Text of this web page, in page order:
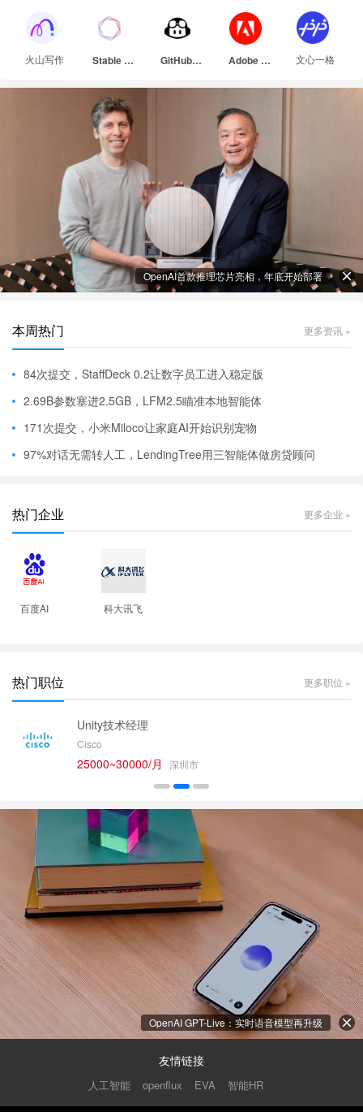
火山写作 Stable Diffusion GitHub Copilot Adobe Firefly 文心一格
OpenAI首款推理芯片亮相，年底开始部署
本周热门 更多资讯 »
84次提交，StaffDeck 0.2让数字员工进入稳定版
2.69B参数塞进2.5GB，LFM2.5瞄准本地智能体
171次提交，小米Miloco让家庭AI开始识别宠物
97%对话无需转人工，LendingTree用三智能体做房贷顾问
热门企业 更多企业 »
百度AI 科大讯飞
热门职位 更多职位 »
Unity技术经理
Cisco
25000~30000/月 深圳市
OpenAI GPT-Live：实时语音模型再升级
友情链接
人工智能 openflux EVA 智能HR